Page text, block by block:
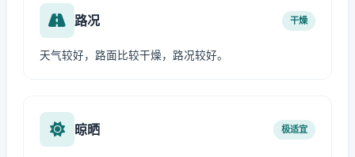
路况 干燥
天气较好，路面比较干燥，路况较好。
晾晒 极适宜